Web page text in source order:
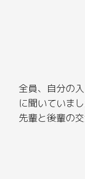
全員、自分の
に聞いていまし
先輩と後輩の